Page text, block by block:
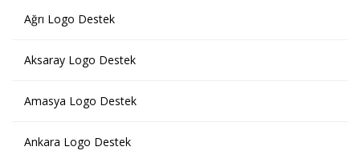
Ağrı Logo Destek
Aksaray Logo Destek
Amasya Logo Destek
Ankara Logo Destek